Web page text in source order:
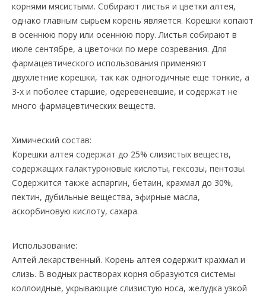
корнями мясистыми. Собирают листья и цветки алтея,
однако главным сырьем корень является. Корешки копают
в осеннюю пору или осеннюю пору. Листья собирают в
июле сентябре, а цветочки по мере созревания. Для
фармацевтического использования применяют
двухлетние корешки, так как одногодичные еще тонкие, а
3-х и поболее старшие, одеревеневшие, и содержат не
много фармацевтических веществ.
Химический состав:
Корешки алтея содержат до 25% слизистых веществ,
содержащих галактуроновые кислоты, гексозы, пентозы.
Содержится также аспаргин, бетаин, крахмал до 30%,
пектин, дубильные вещества, эфирные масла,
аскорбиновую кислоту, сахара.
Использование:
Алтей лекарственный. Корень алтея содержит крахмал и
слизь. В водных растворах корня образуются системы
коллоидные, укрывающие слизистую носа, желудка узкой